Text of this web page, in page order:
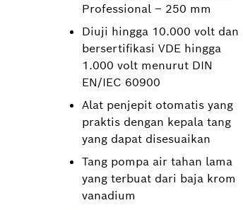
Professional – 250 mm
Diuji hingga 10.000 volt dan
bersertifikasi VDE hingga
1.000 volt menurut DIN
EN/IEC 60900
Alat penjepit otomatis yang
praktis dengan kepala tang
yang dapat disesuaikan
Tang pompa air tahan lama
yang terbuat dari baja krom
vanadium